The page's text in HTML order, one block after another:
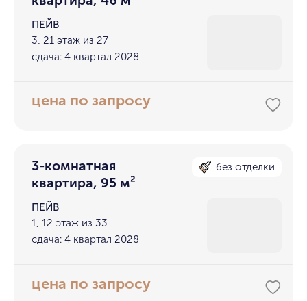
ПЕЙВ
3, 21 этаж из 27
сдача: 4 квартал 2028
цена по запросу
3-комнатная
квартира, 95 м²
без отделки
ПЕЙВ
1, 12 этаж из 33
сдача: 4 квартал 2028
цена по запросу